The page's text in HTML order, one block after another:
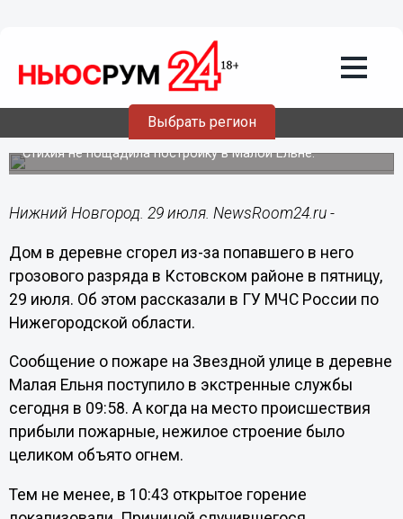
Выбрать регион
29.07.202212:23
Деревенский дом сгорел из-за удара
молнии в Кстовском районе
Стихия не пощадила постройку в Малой Ельне.
Нижний Новгород. 29 июля. NewsRoom24.ru -
Дом в деревне сгорел из-за попавшего в него
грозового разряда в Кстовском районе в пятницу,
29 июля. Об этом рассказали в ГУ МЧС России по
Нижегородской области.
Сообщение о пожаре на Звездной улице в деревне
Малая Ельня поступило в экстренные службы
сегодня в 09:58. А когда на место происшествия
прибыли пожарные, нежилое строение было
целиком объято огнем.
Тем не менее, в 10:43 открытое горение